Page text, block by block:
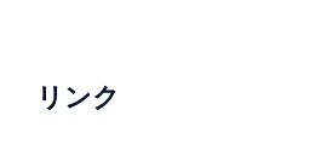
リンク